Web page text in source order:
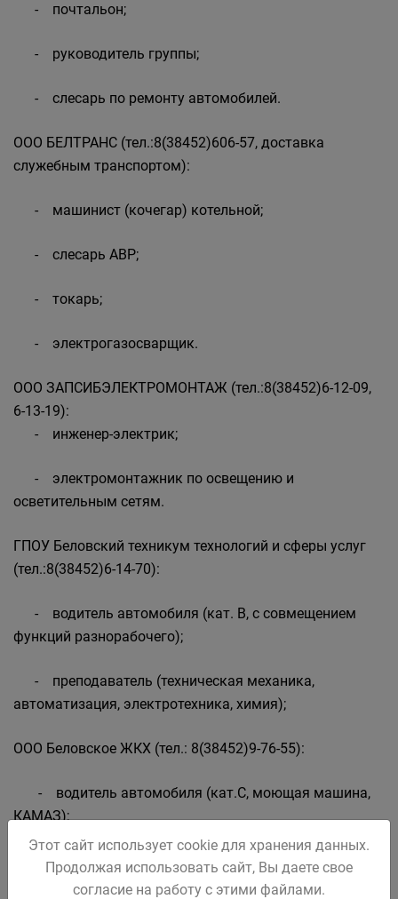
- почтальон;
- руководитель группы;
- слесарь по ремонту автомобилей.
ООО БЕЛТРАНС (тел.:8(38452)606-57, доставка
служебным транспортом):
- машинист (кочегар) котельной;
- слесарь АВР;
- токарь;
- электрогазосварщик.
ООО ЗАПСИБЭЛЕКТРОМОНТАЖ (тел.:8(38452)6-12-09,
6-13-19):
- инженер-электрик;
- электромонтажник по освещению и
осветительным сетям.
ГПОУ Беловский техникум технологий и сферы услуг
(тел.:8(38452)6-14-70):
- водитель автомобиля (кат. В, с совмещением
функций разнорабочего);
- преподаватель (техническая механика,
автоматизация, электротехника, химия);
ООО Беловское ЖКХ (тел.: 8(38452)9-76-55):
- водитель автомобиля (кат.С, моющая машина,
КАМАЗ);
- дорожный рабочий;
Этот сайт использует cookie для хранения данных.
Продолжая использовать сайт, Вы даете свое
согласие на работу с этими файлами.